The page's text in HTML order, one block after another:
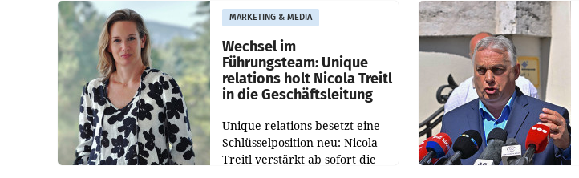
Besetzungen für die
Direktionen abgestimmt
werden.
MARKETING & MEDIA
Wechsel im
Führungsteam: Unique
relations holt Nicola Treitl
in die Geschäftsleitung
Unique relations besetzt eine
Schlüsselposition neu: Nicola
Treitl verstärkt ab sofort die